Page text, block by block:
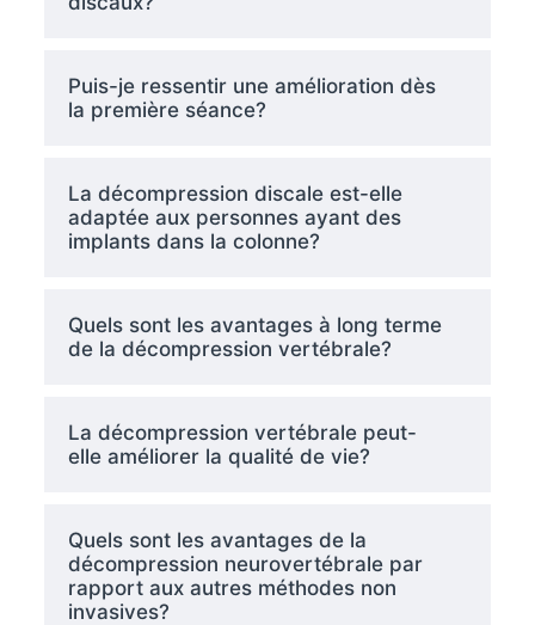
Puis-je ressentir une amélioration dès
la première séance?
La décompression discale est-elle
adaptée aux personnes ayant des
implants dans la colonne?
Quels sont les avantages à long terme
de la décompression vertébrale?
La décompression vertébrale peut-
elle améliorer la qualité de vie?
Quels sont les avantages de la
décompression neurovertébrale par
rapport aux autres méthodes non
invasives?